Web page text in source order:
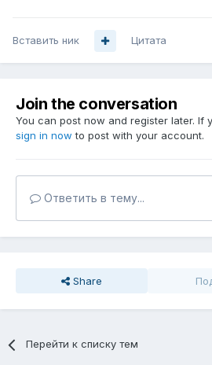
Вставить ник Цитата
Join the conversation
You can post now and register later. If
sign in now to post with your account.
Ответить в тему...
Share
Перейти к списку тем